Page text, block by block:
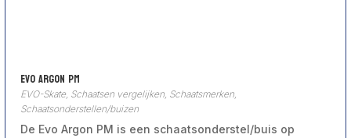
Evo Argon PM
EVO-Skate, Schaatsen vergelijken, Schaatsmerken,
Schaatsonderstellen/buizen
De Evo Argon PM is een schaatsonderstel/buis op